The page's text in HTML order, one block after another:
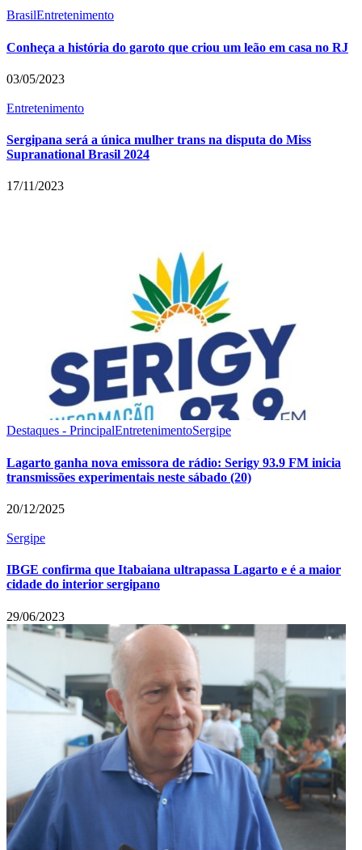
BrasilEntretenimento
Conheça a história do garoto que criou um leão em casa no RJ
03/05/2023
Entretenimento
Sergipana será a única mulher trans na disputa do Miss
Supranational Brasil 2024
17/11/2023
Destaques - PrincipalEntretenimentoSergipe
Lagarto ganha nova emissora de rádio: Serigy 93.9 FM inicia
transmissões experimentais neste sábado (20)
20/12/2025
Sergipe
IBGE confirma que Itabaiana ultrapassa Lagarto e é a maior
cidade do interior sergipano
29/06/2023